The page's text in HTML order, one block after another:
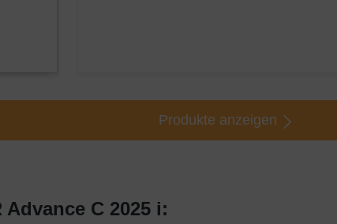
Produkte anzeigen
C 2025 i: